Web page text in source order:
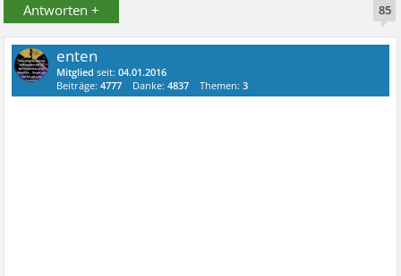
Antworten + 85
enten
Mitglied seit:04.01.2016
Beiträge:4777 Danke:4837 Themen:3